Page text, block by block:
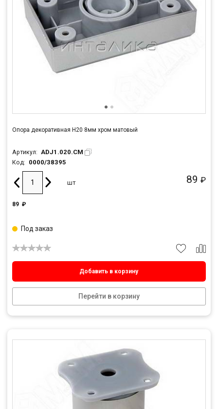
Опора декоративная Н20 8мм хром матовый
Артикул: ADJ1.020.CM
Код: 0000/38395
89 ₽
шт
89 ₽
Добавить в корзину
Перейти в корзину
Под заказ